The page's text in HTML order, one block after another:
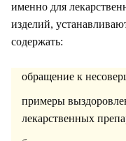
именно для
изделий,
содержать:
обращение к
примеры
лекарственных